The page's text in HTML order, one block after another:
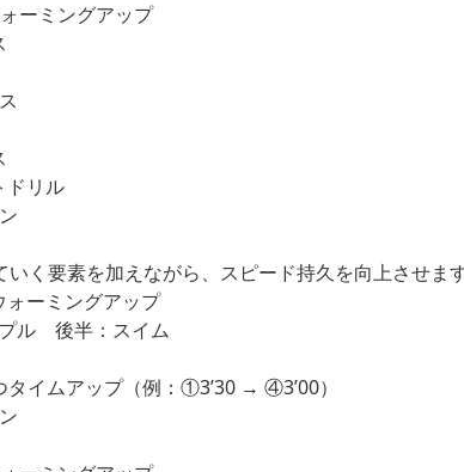
ミングアップ
リル
く要素を加えながら、スピード持久を向上させます
ーミングアップ
後半：スイム
アップ（例：①3’30 → ④3’00）